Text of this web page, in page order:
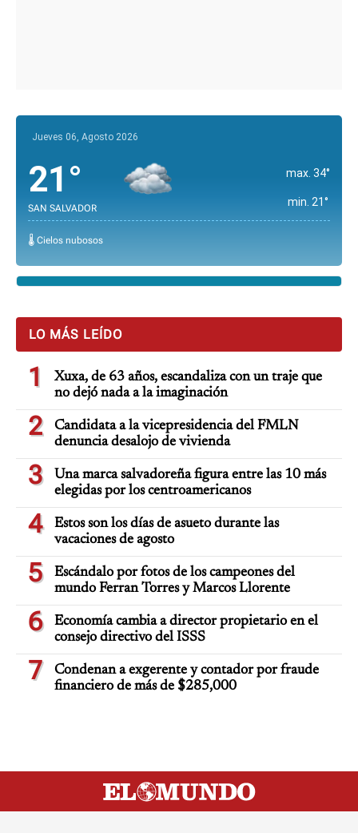
Jueves 06, Agosto 2026
21°
SAN SALVADOR
max. 34°
min. 21°
🌡️ Cielos nubosos
LO MÁS LEÍDO
1
Xuxa, de 63 años, escandaliza con un traje que
no dejó nada a la imaginación
2
Candidata a la vicepresidencia del FMLN
denuncia desalojo de vivienda
3
Una marca salvadoreña figura entre las 10 más
elegidas por los centroamericanos
4
Estos son los días de asueto durante las
vacaciones de agosto
5
Escándalo por fotos de los campeones del
mundo Ferran Torres y Marcos Llorente
6
Economía cambia a director propietario en el
consejo directivo del ISSS
7
Condenan a exgerente y contador por fraude
financiero de más de $285,000